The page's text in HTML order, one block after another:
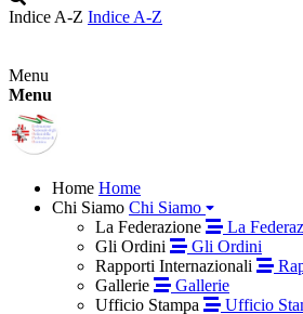
Indice A-Z Indice A-Z
Menu
Menu
Home Home
Chi Siamo Chi Siamo
La Federazione
La
Gli Ordini
Gli Ordini
Rapporti Internazionali
Gallerie
Gallerie
Ufficio Stampa
Ufficio